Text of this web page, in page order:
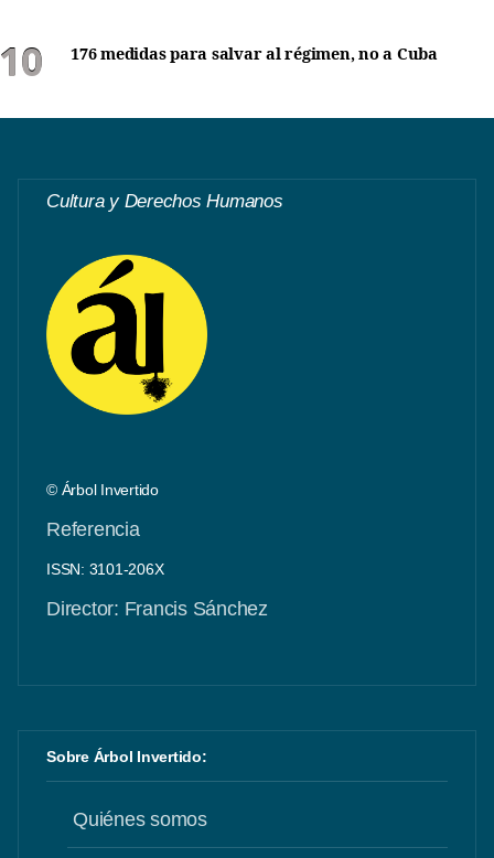
176 medidas para salvar al régimen, no a Cuba
Cultura y Derechos Humanos
© Árbol Invertido
Referencia
ISSN: 3101-206X
Director: Francis Sánchez
Sobre Árbol Invertido:
Quiénes somos